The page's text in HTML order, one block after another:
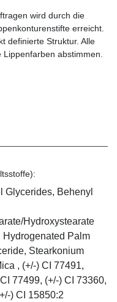
wird durch die
erreicht.
definierte Struktur. Alle
abstimmen.
Glycerides, Behenyl
Hydroxystearate
Palm
Stearkonium
, (+/-) CI 77491,
77499, (+/-) CI 73360,
) CI 15850:2